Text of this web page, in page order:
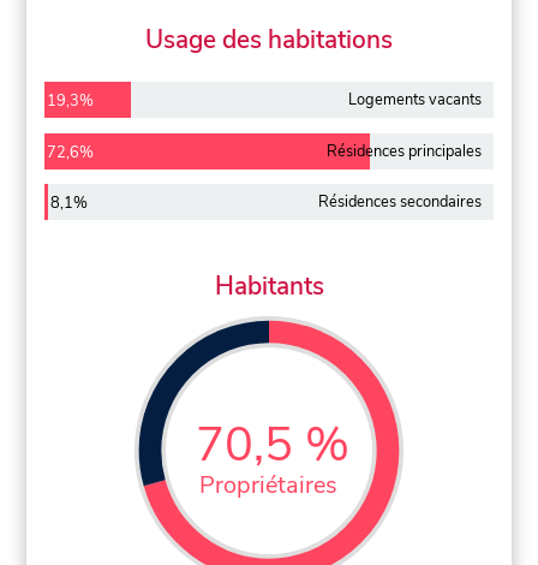
Usage des habitations
19,3% Logements vacants
72,6% Résidences principales
8,1% Résidences secondaires
Habitants
70,5 %
Propriétaires